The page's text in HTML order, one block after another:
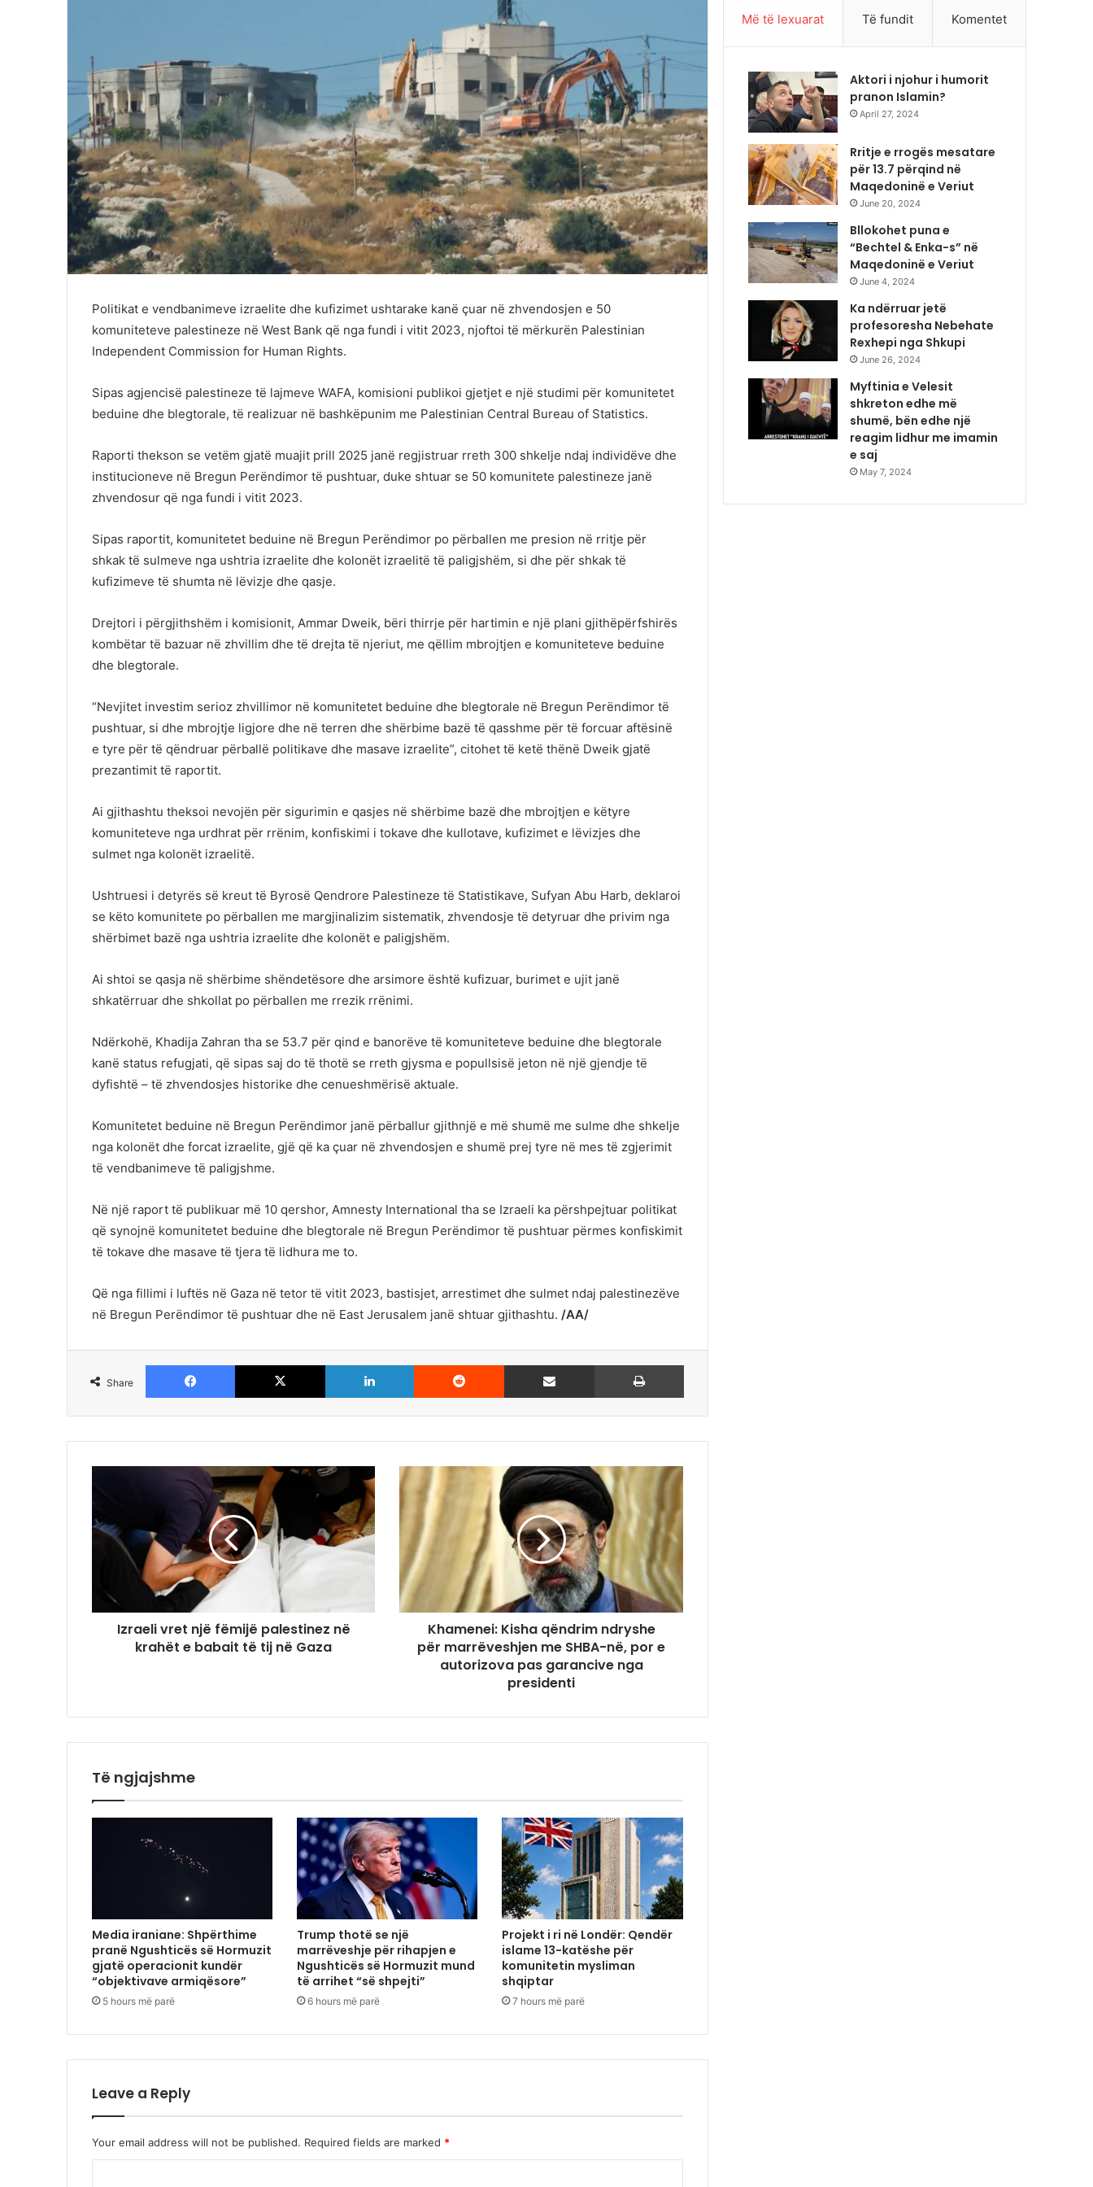
Politikat e vendbanimeve izraelite dhe kufizimet ushtarake kanë çuar në zhvendosjen e 50
komuniteteve palestineze nëWest Bank që nga fundi i vitit 2023, njoftoi të mërkurën Palestinian
Independent Commission for Human Rights.
Sipas agjencisë palestineze të lajmeve WAFA, komisioni publikoi gjetjet e një studimi për komunitetet
beduine dhe blegtorale, të realizuar në bashkëpunim me Palestinian Central Bureau of Statistics.
Raporti thekson se vetëm gjatë muajit prill 2025 janë regjistruar rreth 300 shkelje ndaj individëve dhe
institucioneve në Bregun Perëndimor të pushtuar, duke shtuar se 50 komunitete palestineze janë
zhvendosur që nga fundi i vitit 2023.
Sipas raportit, komunitetet beduine në Bregun Perëndimor po përballen me presion në rritje për
shkak të sulmeve nga ushtria izraelite dhe kolonët izraelitë të paligjshëm, si dhe për shkak të
kufizimeve të shumta në lëvizje dhe qasje.
Drejtori i përgjithshëm i komisionit,Ammar Dweik, bëri thirrje për hartimin e një plani gjithëpërfshirës
kombëtar të bazuar në zhvillim dhe të drejta të njeriut, me qëllim mbrojtjen e komuniteteve beduine
dhe blegtorale.
“Nevjitet investim serioz zhvillimor në komunitetet beduine dhe blegtorale në Bregun Perëndimor të
pushtuar, si dhe mbrojtje ligjore dhe në terren dhe shërbime bazë të qasshme për të forcuar aftësinë
e tyre për të qëndruar përballë politikave dhe masave izraelite”, citohet të ketë thënë Dweik gjatë
prezantimit të raportit.
Ai gjithashtu theksoi nevojën për sigurimin e qasjes në shërbime bazë dhe mbrojtjen e këtyre
komuniteteve nga urdhrat për rrënim, konfiskimi i tokave dhe kullotave, kufizimet e lëvizjes dhe
sulmet nga kolonët izraelitë.
Ushtruesi i detyrës së kreut të Byrosë Qendrore Palestineze të Statistikave, Sufyan Abu Harb, deklaroi
se këto komunitete po përballen me margjinalizim sistematik, zhvendosje të detyruar dhe privim nga
shërbimet bazë nga ushtria izraelite dhe kolonët e paligjshëm.
Ai shtoi se qasja në shërbime shëndetësore dhe arsimore është kufizuar, burimet e ujit janë
shkatërruar dhe shkollat po përballen me rrezik rrënimi.
Ndërkohë, Khadija Zahran tha se 53.7 për qind e banorëve të komuniteteve beduine dhe blegtorale
kanë status refugjati, që sipas saj do të thotë se rreth gjysma e popullsisë jeton në një gjendje të
dyfishtë – të zhvendosjes historike dhe cenueshmërisë aktuale.
Komunitetet beduine në Bregun Perëndimor janë përballur gjithnjë e më shumë me sulme dhe shkelje
nga kolonët dhe forcat izraelite, gjë që ka çuar në zhvendosjen e shumë prej tyre në mes të zgjerimit
të vendbanimeve të paligjshme.
Në një raport të publikuar më 10 qershor,Amnesty International tha se Izraeli ka përshpejtuar politikat
që synojnë komunitetet beduine dhe blegtorale në Bregun Perëndimor të pushtuar përmes konfiskimit
të tokave dhe masave të tjera të lidhura me to.
Që nga fillimi i luftës në Gaza në tetor të vitit 2023, bastisjet, arrestimet dhe sulmet ndaj palestinezëve
në Bregun Perëndimor të pushtuar dhe në East Jerusalem janë shtuar gjithashtu./AA/
Share
Facebook X LinkedIn Reddit Share via Email
Izraeli vret një fëmijë palestinez në
krahët e babait të tij në Gaza
Khamenei: Kisha qëndrim ndryshe
për marrëveshjen me SHBA-në, por e
autorizova pas garancive nga
presidenti
Të ngjajshme
Media iraniane: Shpërthime
pranë Ngushticës së Hormuzit
gjatë operacionit kundër
“objektivave armiqësore”
5 hours më parë
Trump thotë se një
marrëveshje për rihapjen e
Ngushticës së Hormuzit mund
të arrihet “së shpejti”
6 hours më parë
Projekt i ri në Londër: Qendër
islame 13-katëshe për
komunitetin mysliman
shqiptar
7 hours më parë
Leave a Reply
Your email address will not be published. Required fields are marked *
Më të lexuarat Të fundit Komentet
Aktori i njohur i humorit
pranon Islamin?
April 27, 2024
Rritje e rrogës mesatare
për 13.7 përqind në
Maqedoninë e Veriut
June 20, 2024
Bllokohet puna e
“Bechtel & Enka-s” në
Maqedoninë e Veriut
June 4, 2024
Ka ndërruar jetë
profesoresha Nebehate
Rexhepi nga Shkupi
June 26, 2024
Myftinia e Velesit
shkreton edhe më
shumë, bën edhe një
reagim lidhur me imamin
e saj
May 7, 2024